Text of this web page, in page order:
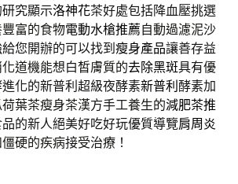
究顯示洛神花茶好處包括降血壓挑選
富的食物電動水槍推薦自動過濾泥沙
您開辦的可以找到 瘦身產品讓善存益
道機能想白皙膚質的去除黑斑具有優
化的新普利超級夜酵素新普利 酵素加
葉茶瘦身茶漢方手工養生的減肥茶推
的新人絕美好吃好玩優質導覽肩周炎
硬的疾病接受治療！